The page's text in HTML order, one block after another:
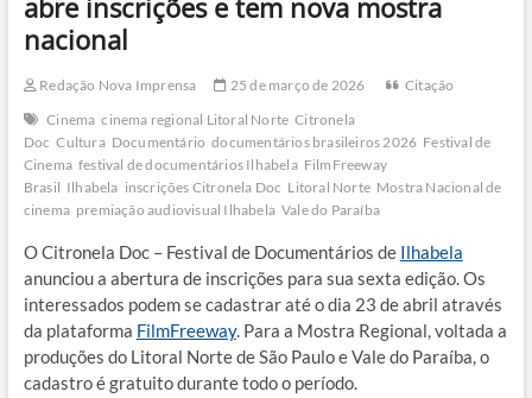
abre inscrições e tem nova mostra
nacional
Redação Nova Imprensa 25 de março de 2026
Citação
Cinema cinema regional Litoral Norte Citronela
Doc Cultura Documentário documentários brasileiros 2026 Festival de
Cinema festival de documentários Ilhabela FilmFreeway
Brasil Ilhabela inscrições Citronela Doc Litoral Norte Mostra Nacional de
cinema premiação audiovisual Ilhabela Vale do Paraíba
O Citronela Doc – Festival de Documentários de Ilhabela
anunciou a abertura de inscrições para sua sexta edição. Os
interessados podem se cadastraraté o dia 23 de abril através
da plataforma FilmFreeway. Para a Mostra Regional, voltada a
produções do Litoral Norte de São Paulo e Vale do Paraíba, o
cadastro é gratuito durante todo o período.